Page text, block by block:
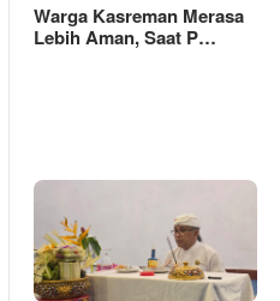
Warga Kasreman Merasa
Lebih Aman, Saat P…